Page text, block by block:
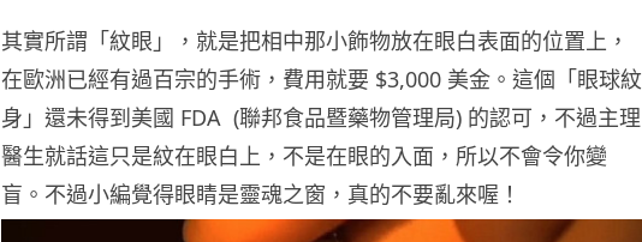
其實所謂「紋眼」，就是把相中那小飾物放在眼白表面的位置上，
在歐洲已經有過百宗的手術，費用就要 $3,000 美金。這個「眼球紋
身」還未得到美國 FDA (聯邦食品暨藥物管理局) 的認可，不過主理
醫生就話這只是紋在眼白上，不是在眼的入面，所以不會令你變
盲。不過小編覺得眼睛是靈魂之窗，真的不要亂來喔！